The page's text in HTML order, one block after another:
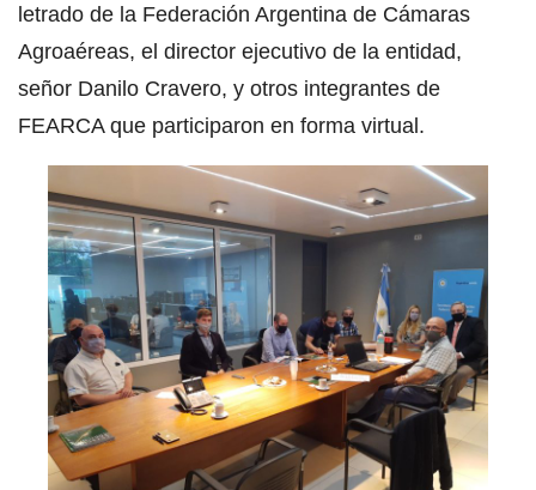
letrado de la Federación Argentina de Cámaras
Agroaéreas, el director ejecutivo de la entidad,
señor Danilo Cravero, y otros integrantes de
FEARCA que participaron en forma virtual.